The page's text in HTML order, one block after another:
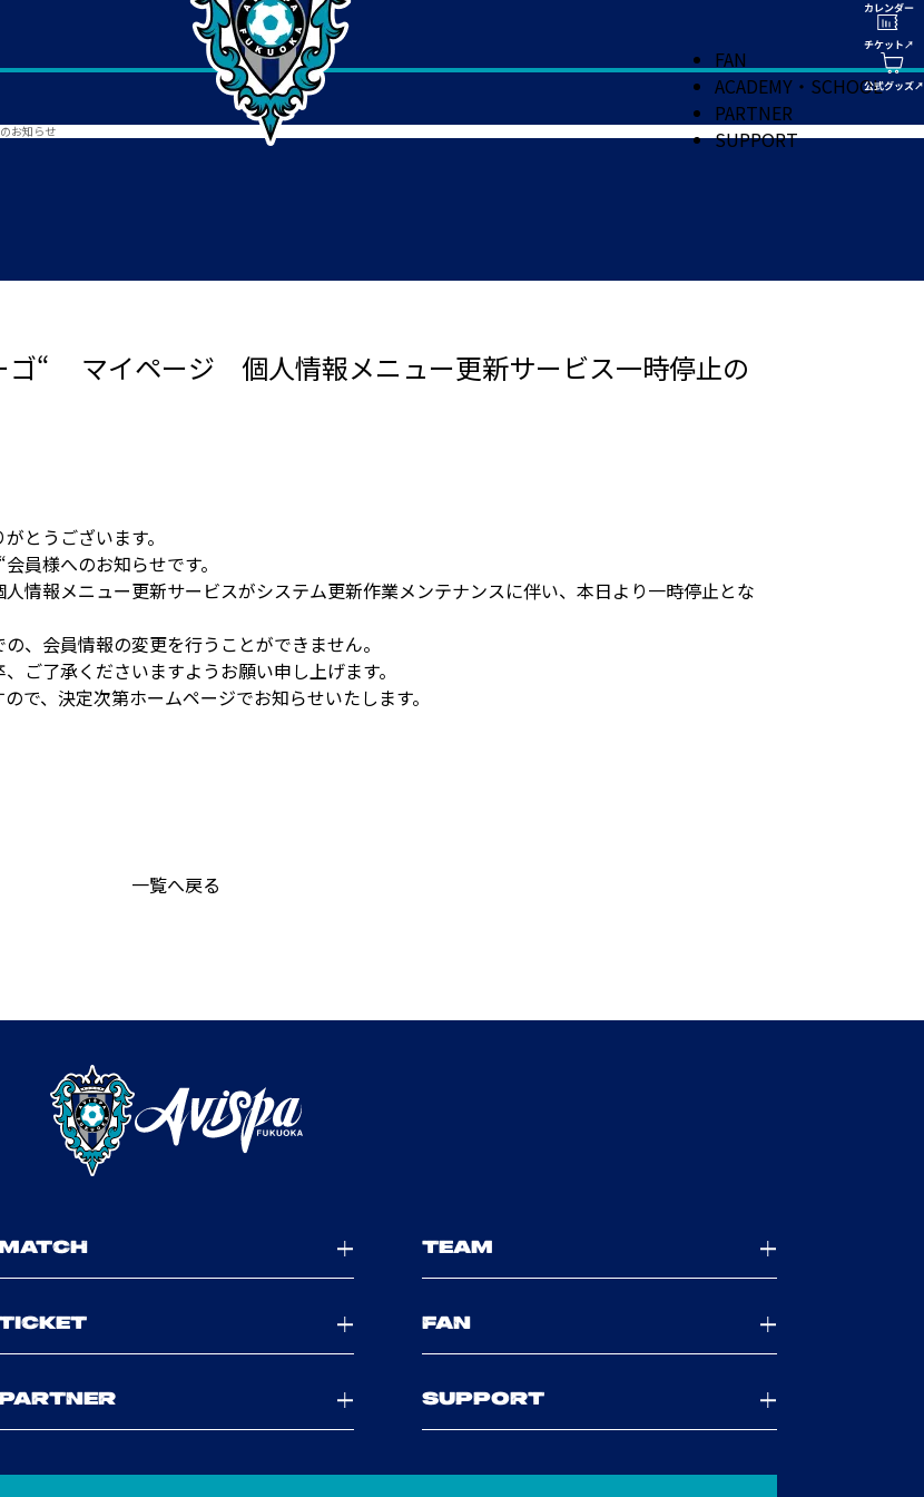
FAN
ACADEMY・SCHOOL
PARTNER
SUPPORT
お知らせ
ゴ“ マイページ 個人情報メニュー更新サービス一時停止の
とうございます。
員様へのお知らせです。
情報メニュー更新サービスがシステム更新作業メンテナンスに伴い、本日より一時停止とな
、会員情報の変更を行うことができません。
ご了承くださいますようお願い申し上げます。
で、決定次第ホームページでお知らせいたします。
一覧へ戻る
TEAM
FAN
SUPPORT